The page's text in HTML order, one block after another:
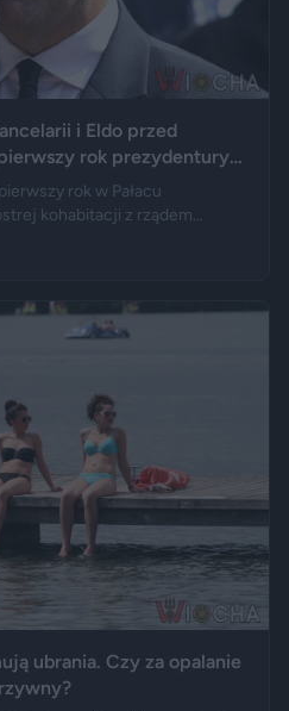
i Eldo przed
pierwszy rok prezydentury
rok w Pałacu
kohabitacji z rządem
innej kategorii: w
Pierwszy rok prezydentury
„Gazeta Wyborcza” i „Do
ubrania. Czy za opalanie